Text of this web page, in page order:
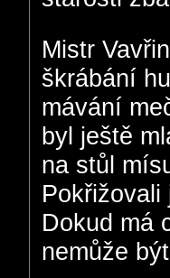
Mistr
škrábání
mávání
byl ještě
na stůl
Dokud má
nemůže